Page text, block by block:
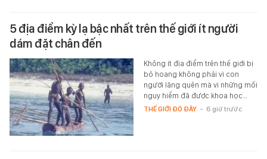
5 địa điểm kỳ lạ bậc nhất trên thế giới ít người
dám đặt chân đến
Không ít địa điểm trên thế giới bị
bỏ hoang không phải vì con
người lãng quên mà vì những mối
nguy hiểm đã được khoa học…
THẾ GIỚI ĐÓ ĐÂY - 6 giờ trước